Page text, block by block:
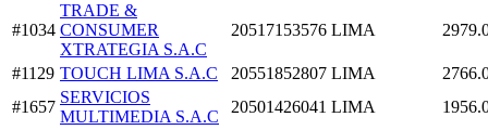
#1034
TRADE &
CONSUMER
XTRATEGIA S.A.C
20517153576 LIMA
#1129 TOUCH LIMA S.A.C 20551852807 LIMA
#1657
SERVICIOS
MULTIMEDIA S.A.C
20501426041 LIMA